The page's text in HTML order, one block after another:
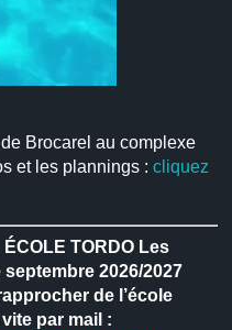
Brocarel au complexe
et les plannings :cliquez
ÉCOLE TORDO Les
2026/2027
de l’école
par mail :